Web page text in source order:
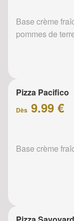
Base crème
pommes de
Pizza Pacifico
Dès 9.99 €
Base crème